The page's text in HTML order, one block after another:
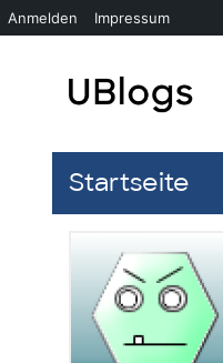
Startseite
Anmelden Impressum